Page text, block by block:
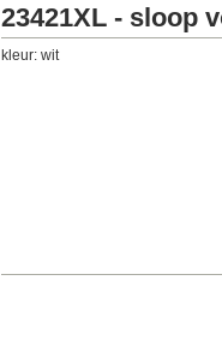
23421XL - sloop
kleur: wit